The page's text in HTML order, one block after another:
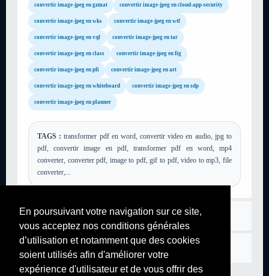
En poursuivant votre navigation sur ce site,
vous acceptez nos conditions générales
d’utilisation et notamment que des cookies
soient utilisés afin d'améliorer votre
expérience d'utilisateur et de vous offrir des
convertir image-jpeg en gzmat convertir image-jpeg en cloud-app-security
convertir image-jpeg en wks convertir image-jpeg en wtf
convertir image-jpeg en vqf convertir image-jpeg en tar
convertir image-jpeg en class convertir image-jpeg en fig
convertir image-jpeg en pfi convertir image-jpeg en art
convertir image-jpeg en whiteboard convertir image-jpeg en sdp
convertir image-jpeg en planner
TAGS : transformer pdf en word, convertir video en audio, jpg to
pdf, convertir image en pdf, transformer pdf en word, mp4
converter, converter pdf, image to pdf, gif to pdf, video to mp3, file
converter,...
Règlement
Nous contacter